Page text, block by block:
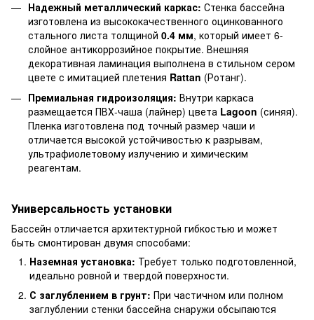
Надежный металлический каркас: Стенка бассейна
изготовлена из высококачественного оцинкованного
стального листа толщиной 0.4 мм, который имеет 6-
слойное антикоррозийное покрытие. Внешняя
декоративная ламинация выполнена в стильном сером
цвете с имитацией плетения Rattan (Ротанг).
Премиальная гидроизоляция: Внутри каркаса
размещается ПВХ-чаша (лайнер) цвета Lagoon (синяя).
Пленка изготовлена под точный размер чаши и
отличается высокой устойчивостью к разрывам,
ультрафиолетовому излучению и химическим
реагентам.
Универсальность установки
Бассейн отличается архитектурной гибкостью и может
быть смонтирован двумя способами:
Наземная установка: Требует только подготовленной,
идеально ровной и твердой поверхности.
С заглублением в грунт: При частичном или полном
заглублении стенки бассейна снаружи обсыпаются